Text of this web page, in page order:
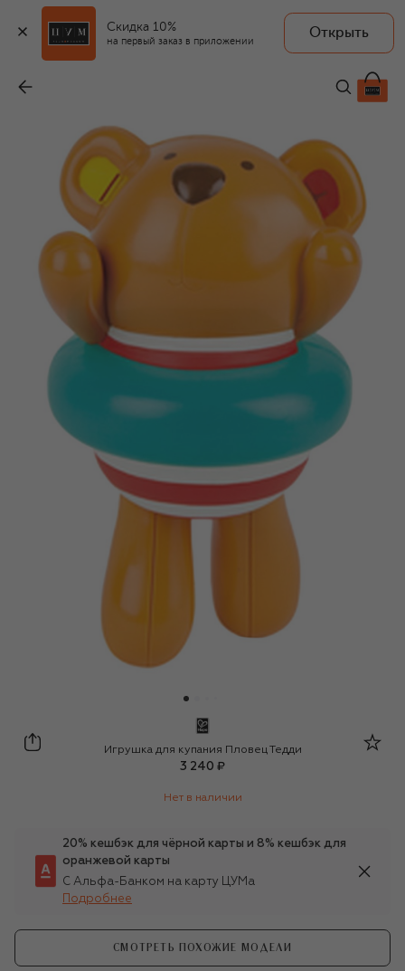
Скидка 10%
на первый заказ в приложении
Открыть
3 240 ₽
Hape
Игрушка для купания Пловец Тедди
3 240 ₽
Нет в наличии
20% кешбэк для чёрной карты и 8% кешбэк для
оранжевой карты
С Альфа-Банком на карту ЦУМа
Подробнее
СМОТРЕТЬ ПОХОЖИЕ МОДЕЛИ